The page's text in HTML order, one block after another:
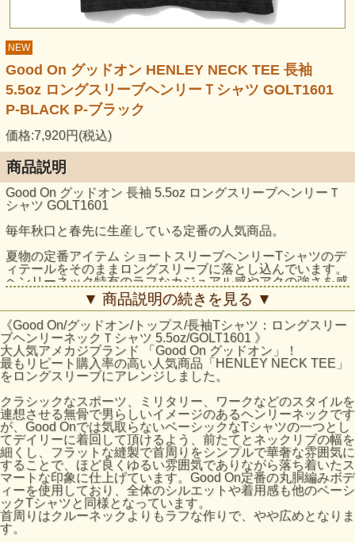
NEW
Good On グッドオン HENLEY NECK TEE 長袖
5.5oz ロングスリーブヘンリーＴシャツ GOLT1601
P-BLACK P-ブラック
価格:7,920円(税込)
商品説明
Good On グッドオン 長袖 5.5oz ロングスリーブヘンリーＴ
シャツ GOLT1601
毎年秋口と春先に生産している定番の人気商品。
夏物の定番アイテム ショートスリーブヘンリーTシャツのデ
ィテールをそのままロングスリーブに落とし込んでいます。
ヘンリーネック特有のラフなカジュアル感やアクの強さを感
じさせないシンプルな作りで、生地感や色味の良さを生かし
た雰囲気のある一着です。
クラシックなスポーツ、ミリタリー、ワークなどのスタイル
を連想させる無骨で男らしいイメージのあるヘンリーネック
ですが、Good Onでは気取らないベーシックなTシャツの一
つとしてデイリーに着回して頂けるよう、前たてとネックリ
ブの幅を細くし、フラットな縫製で首周りをシンプルで華奢
な雰囲気にすることで、ほど良くゆるい雰囲気でありながら
落ち着いたスマートな印象に仕上げています。Good On定番
の丸胴編みボディーを使用しており、全体のシルエットや着
用感も他のベーシックTシャツと同様となっています。
首周りはクルーネックよりもラフな作りで、やや広めとなり
ます。
ジャンルを問わず様々なスタイルに取り入れやすく、定番の
クルーネックTシャツの代わりとしても気軽に着回すことが
できる人気商品です。 Reactive Dye（反応染め）カラーは
落ち着いた雰囲気のきれいな発色が特徴で、ベーシックかつ
シンプルな仕上がりで着回しやすく上品な印象。ザックリと
▼ 商品説明の続きを見る ▼
《Good On/グッドオン/トップス/長袖Tシャツ：ロングスリー
ブヘンリーネックＴシャツ 5.5oz/GOLT1601 》
大人気アメカジブランド 「Good On グッドオン」！
最もリピート購入率の高い人気商品「HENLEY NECK TEE」
をロングスリーブにアレンジしました。
クラシックなスポーツ、ミリタリー、ワークなどのスタイルを
連想させる無骨で男らしいイメージのあるヘンリーネックです
が、Good Onでは気取らないベーシックなTシャツの一つとし
てデイリーに着回して頂けるよう、前たてとネックリブの幅を
細くし、フラットな縫製で首周りをシンプルで華奢な雰囲気に
することで、ほど良くゆるい雰囲気でありながら落ち着いたス
マートな印象に仕上げています。Good On定番の丸胴編みボデ
ィーを使用しており、全体のシルエットや着用感も他のベーシ
ックTシャツと同様となっています。
首周りはクルーネックよりもラフな作りで、やや広めとなりま
す。